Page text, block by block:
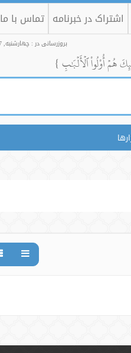
اشتراک در خبرنامه تماس با ما
بروزرسانی در : چهارشنبه, 07 آبان 1399
هُمۡ أُوْلُواْ ٱلۡأَلۡبَٰبِ }